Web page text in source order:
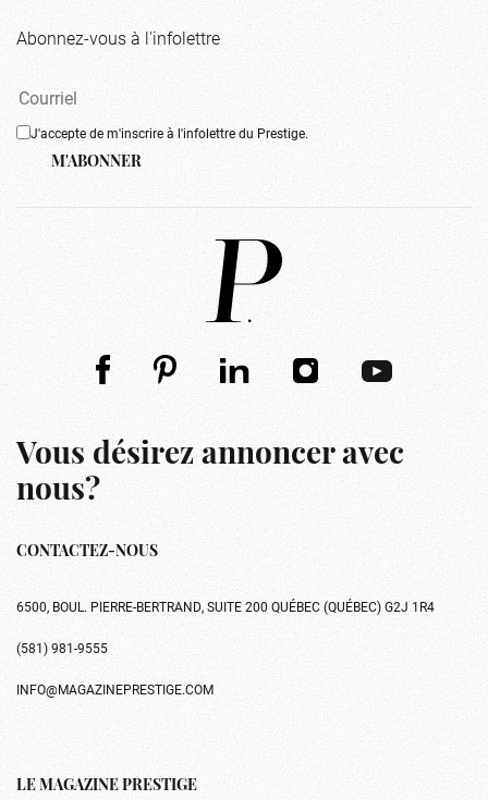
Abonnez-vous à l'infolettre
J'accepte de m'inscrire à l'infolettre du Prestige.
M'ABONNER
Vous désirez annoncer avec
nous?
CONTACTEZ-NOUS
6500, BOUL. PIERRE-BERTRAND, SUITE 200 QUÉBEC (QUÉBEC) G2J 1R4
(581) 981-9555
INFO@MAGAZINEPRESTIGE.COM
LE MAGAZINE PRESTIGE